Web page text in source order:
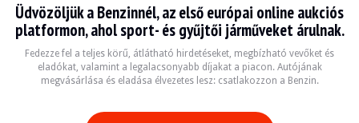
LÁTOGATÁSOK Igen
ÉRTÉKESÍTÉS egyéni
GÉPJÁRMŰ-NYILVÁNTARTÁSI OKMÁNY
Leírás
Ez az 1995-ös francia Mini 80.000 km, igazolt Histovec jelentés. Az eladó
Üdvözöljük a Benzinnél, az első európai online aukciós
platformon, ahol sport- és gyűjtői járműveket árulnak.
Fedezze fel a teljes körű, átlátható hirdetéseket, megbízható vevőket és
eladókat, valamint a legalacsonyabb díjakat a piacon. Autójának
megvásárlása és eladása élvezetes lesz: csatlakozzon a Benzin.